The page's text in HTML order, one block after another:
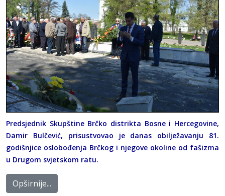
Predsjednik Skupštine Brčko distrikta Bosne i Hercegovine,
Damir Bulčević, prisustvovao je danas obilježavanju 81.
godišnjice oslobođenja Brčkog i njegove okoline od fašizma
u Drugom svjetskom ratu.
Opširnije...